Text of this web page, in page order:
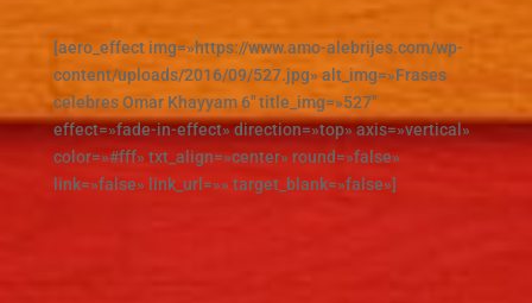
[aero_effect img=»https://www.amo-alebrijes.com/wp-
content/uploads/2016/09/527.jpg» alt_img=»Frases
celebres Omar Khayyam 6″ title_img=»527″
effect=»fade-in-effect» direction=»top» axis=»vertical»
color=»#fff» txt_align=»center» round=»false»
link=»false» link_url=»» target_blank=»false»]